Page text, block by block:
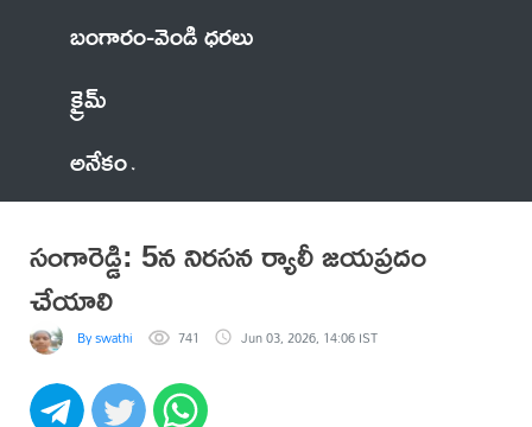
బంగారం-వెండి ధరలు
క్రైమ్
అనేకం
సంగారెడ్డి: 5న నిరసన ర్యాలీ జయప్రదం
చేయాలి
By swathi 741 Jun 03, 2026, 14:06 IST